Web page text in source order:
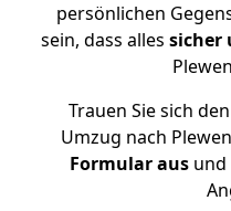
persönlichen
sein, dass alles sicher
Trauen Sie sich
Umzug nach
Formular ausund